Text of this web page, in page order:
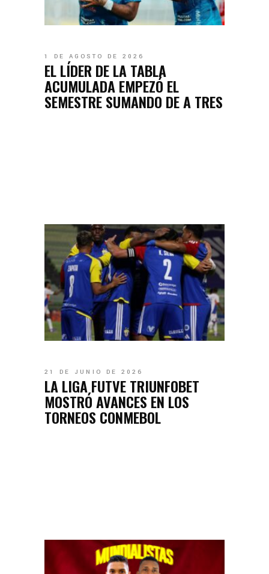
1 DE AGOSTO DE 2026
EL LÍDER DE LA TABLA
ACUMULADA EMPEZÓ EL
SEMESTRE SUMANDO DE A TRES
21 DE JUNIO DE 2026
LA LIGA FUTVE TRIUNFOBET
MOSTRÓ AVANCES EN LOS
TORNEOS CONMEBOL